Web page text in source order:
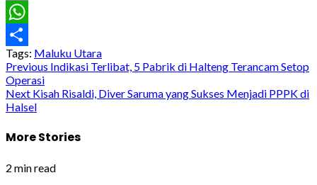
Email
WhatsApp
Share
Tags: Maluku Utara
Post
navigation
Previous Indikasi Terlibat, 5 Pabrik di Halteng Terancam Setop
Operasi
Next Kisah Risaldi, Diver Saruma yang Sukses Menjadi PPPK di
Halsel
More Stories
2 min read